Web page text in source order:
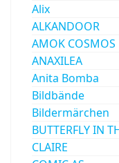
Alix
ALKANDOOR
AMOK COSMOS
ANAXILEA
Anita Bomba
Bildbände
Bildermärchen
BUTTERFLY IN
CLAIRE